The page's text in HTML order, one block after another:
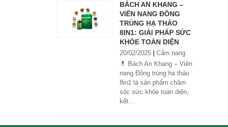
ngủ ngon, giảm mệt mỏi.
Sản phẩm được sản xuất
tại nhà máy đạt chuẩn
GMP, sử dụng công nghệ
cao khô đậm đặc gấp 10
lần, giúp hấp thu nhanh và
hiệu quả hơn.
BÁCH AN KHANG –
VIÊN NANG ĐÔNG
TRÙNG HẠ THẢO
8IN1: GIẢI PHÁP SỨC
KHỎE TOÀN DIỆN
20/02/2025
Cẩm nang
💊 Bách An Khang – Viên
nang Đông trùng hạ thảo
8in1 là sản phẩm chăm
sóc sức khỏe toàn diện,
kết...